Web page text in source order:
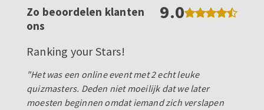
Zo beoordelen klanten
ons
9.0
Ranking your Stars!
"Het was een online event met 2 echt leuke
quizmasters. Deden niet moeilijk dat we later
moesten beginnen omdat iemand zich verslapen